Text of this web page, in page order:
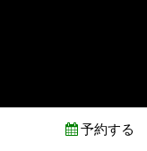
予約する